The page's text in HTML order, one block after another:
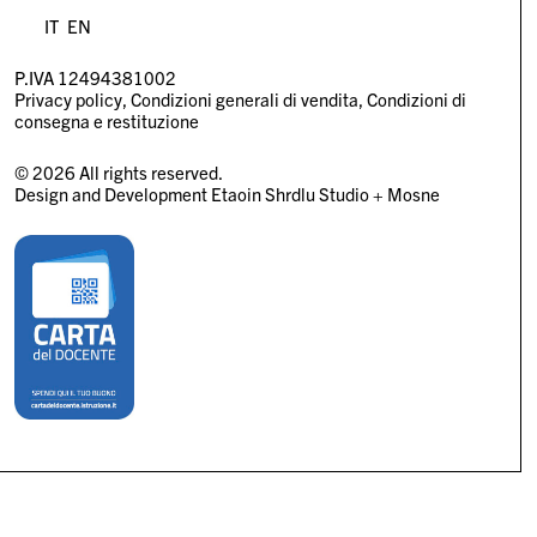
IT EN
P.IVA 12494381002
Privacy policy Condizioni generali di vendita Condizioni di
consegna e restituzione
© 2026 All rights reserved.
Design and Development Etaoin Shrdlu Studio+ Mosne